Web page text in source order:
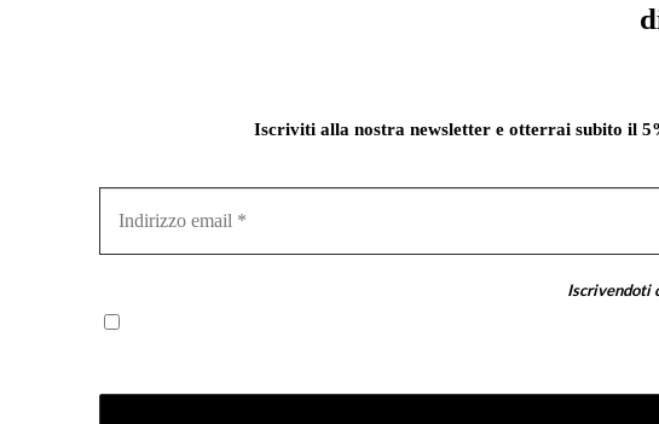
Iscriviti alla nostra newsletter e otterrai subito il
email
Iscrivendoti